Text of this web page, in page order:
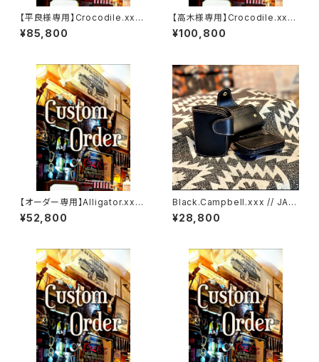
【平良様専用】Crocodile.xxx.
ORIENTAL-BLUE.Edition// J
ACK.RIDE.MSW
¥85,800
【高木様専用】Crocodile.xx
x."HIMARAYA".Edition// JAC
K.RIDE.SSW
¥100,800
【オーダー専用】Alligator.xxx.
Peacock,Blue.Edition// JA
CK.RIDE.SSW
¥52,800
Black.Campbell.xxx // JAC
K.RIDE.SSW
¥28,800